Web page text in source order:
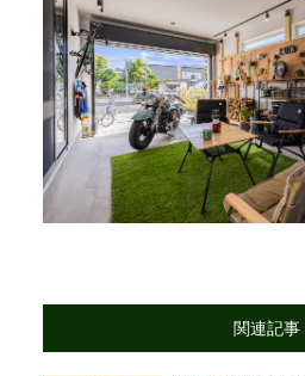
関連記事